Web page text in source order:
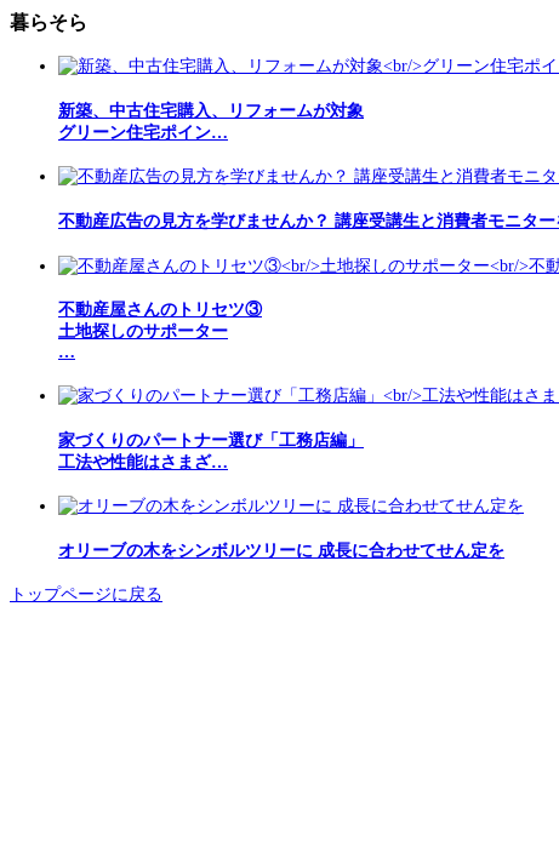
暮らそら
新築、中古住宅購入、リフォームが対象
グリーン住宅ポイン…
不動産広告の見方を学びませんか？ 講座受講生と消費者モニタ
不動産屋さんのトリセツ③
土地探しのサポーター
…
家づくりのパートナー選び「工務店編」
工法や性能はさまざ…
オリーブの木をシンボルツリーに 成長に合わせてせん定を
トップページに戻る